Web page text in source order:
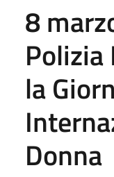
8
Polizia
la
Donna